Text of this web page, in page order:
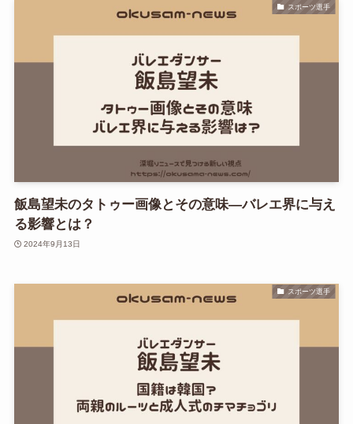
スポーツ選手
飯島望未のタトゥー画像とその意味—バレエ界に与え
る影響とは？
2024年9月13日
スポーツ選手